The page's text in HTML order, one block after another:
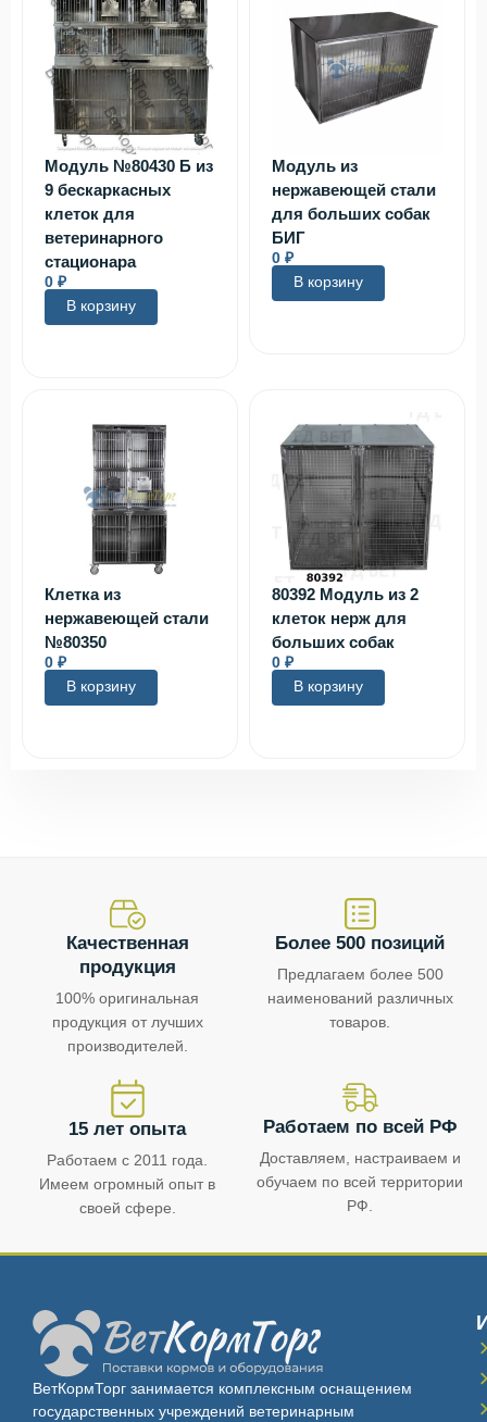
Модуль №80430 Б из
9 бескаркасных
клеток для
ветеринарного
стационара
0 ₽
В корзину
Модуль из
нержавеющей стали
для больших собак
БИГ
0 ₽
В корзину
Клетка из
нержавеющей стали
№80350
0 ₽
В корзину
80392 Модуль из 2
клеток нерж для
больших собак
0 ₽
В корзину
Качественная
продукция
100% оригинальная
продукция от лучших
производителей.
Более 500 позиций
Предлагаем более 500
наименований различных
товаров.
15 лет опыта
Работаем с 2011 года.
Имеем огромный опыт в
своей сфере.
Работаем по всей РФ
Доставляем, настраиваем и
обучаем по всей территории
РФ.
ВетКормТорг занимается комплексным оснащением
государственных учреждений ветеринарным